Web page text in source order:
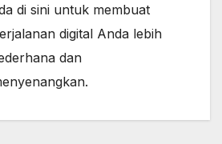
di sini untuk membuat
digital Anda lebih
dan